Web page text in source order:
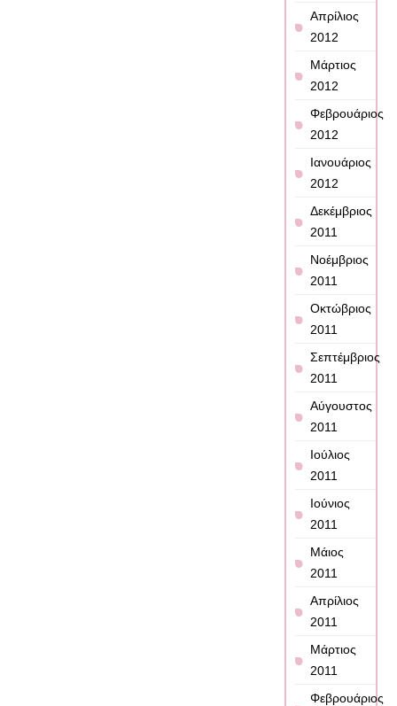
Απρίλιος
2012
Μάρτιος
2012
Φεβρουάριος
2012
Ιανουάριος
2012
Δεκέμβριος
2011
Νοέμβριος
2011
Οκτώβριος
2011
Σεπτέμβριος
2011
Αύγουστος
2011
Ιούλιος
2011
Ιούνιος
2011
Μάιος
2011
Απρίλιος
2011
Μάρτιος
2011
Φεβρουάριος